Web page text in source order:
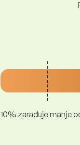
10% zarađuje manje